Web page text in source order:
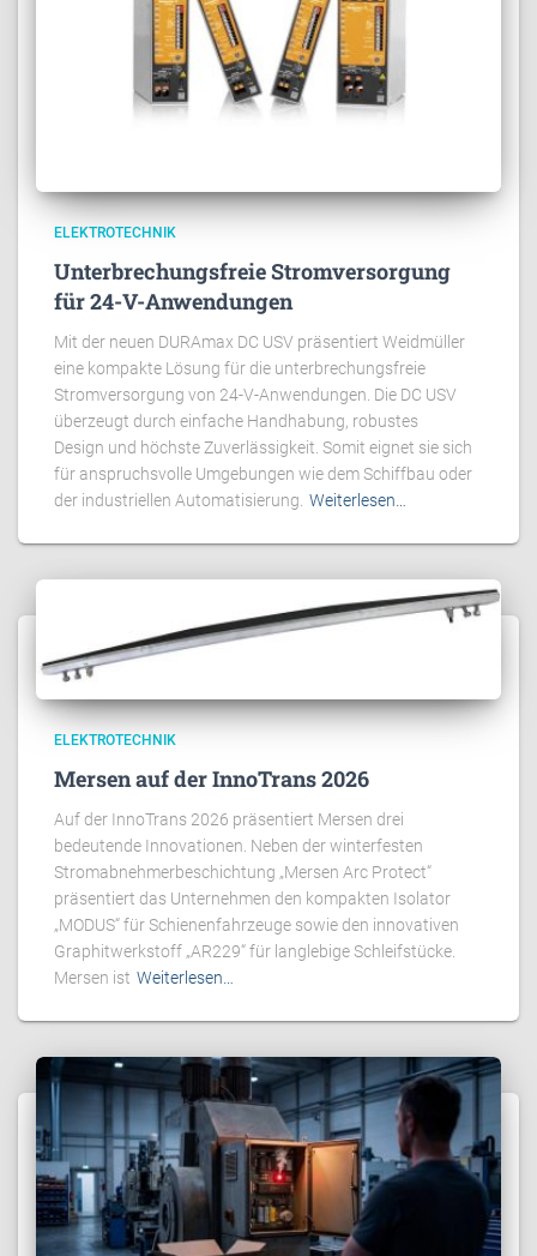
ELEKTROTECHNIK
Unterbrechungsfreie Stromversorgung
für 24-V-Anwendungen
Mit der neuen DURAmax DC USV präsentiert Weidmüller
eine kompakte Lösung für die unterbrechungsfreie
Stromversorgung von 24-V-Anwendungen. Die DC USV
überzeugt durch einfache Handhabung, robustes
Design und höchste Zuverlässigkeit. Somit eignet sie sich
für anspruchsvolle Umgebungen wie dem Schiffbau oder
der industriellen Automatisierung. Weiterlesen…
ELEKTROTECHNIK
Mersen auf der InnoTrans 2026
Auf der InnoTrans 2026 präsentiert Mersen drei
bedeutende Innovationen. Neben der winterfesten
Stromabnehmerbeschichtung „Mersen Arc Protect“
präsentiert das Unternehmen den kompakten Isolator
„MODUS“ für Schienenfahrzeuge sowie den innovativen
Graphitwerkstoff „AR229“ für langlebige Schleifstücke.
Mersen ist Weiterlesen…